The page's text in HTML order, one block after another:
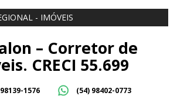
- IMÓVEIS
– Corretor de
CRECI 55.699
98139-1576 (54) 98402-0773